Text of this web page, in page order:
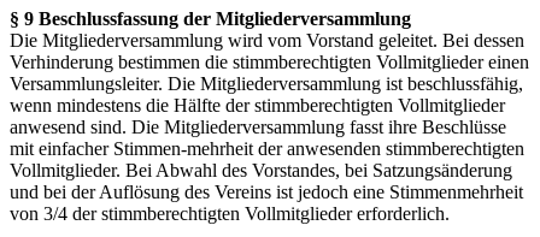
§ 9 Beschlussfassung der Mitgliederversammlung
Die Mitgliederversammlung wird vom Vorstand geleitet. Bei dessen
Verhinderung bestimmen die stimmberechtigten Vollmitglieder einen
Versammlungsleiter. Die Mitgliederversammlung ist beschlussfähig,
wenn mindestens die Hälfte der stimmberechtigten Vollmitglieder
anwesend sind. Die Mitgliederversammlung fasst ihre Beschlüsse
mit einfacher Stimmen-mehrheit der anwesenden stimmberechtigten
Vollmitglieder. Bei Abwahl des Vorstandes, bei Satzungsänderung
und bei der Auflösung des Vereins ist jedoch eine Stimmenmehrheit
von 3/4 der stimmberechtigten Vollmitglieder erforderlich.